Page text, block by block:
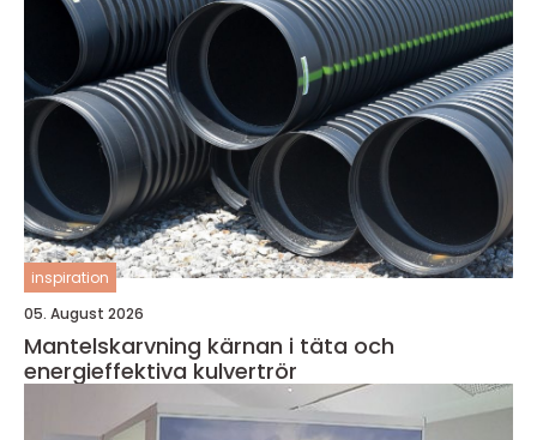
inspiration
05. August 2026
Mantelskarvning kärnan i täta och
energieffektiva kulvertrör